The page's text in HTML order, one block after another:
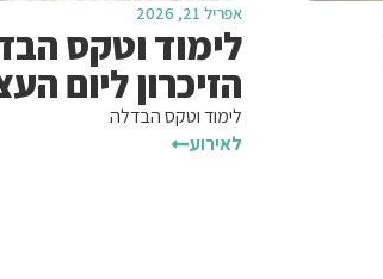
אפריל 21, 2026
לימוד וטקס
הזיכרון ליום
לימוד וטקס הבדלה
לאירוע